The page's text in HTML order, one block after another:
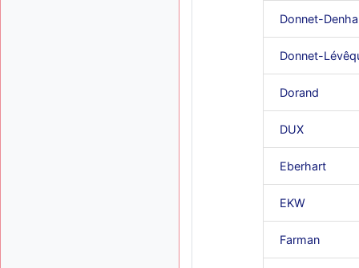
Donnet-
Donnet-
Dorand
DUX
Eberhart
EKW
Farman